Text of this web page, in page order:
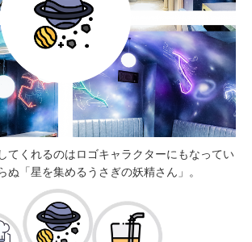
てくれるのはロゴキャラクターにもなってい
ぬ「星を集めるうさぎの妖精さん」。